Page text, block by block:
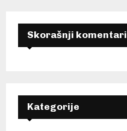
Skorašnji komentari
Kategorije